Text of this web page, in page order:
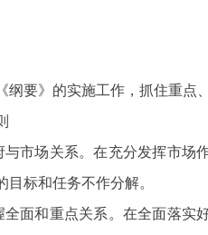
要》的实施工作，抓住重点
场关系。在充分发挥市场作
目标和任务不作分解。
和重点关系。在全面落实好